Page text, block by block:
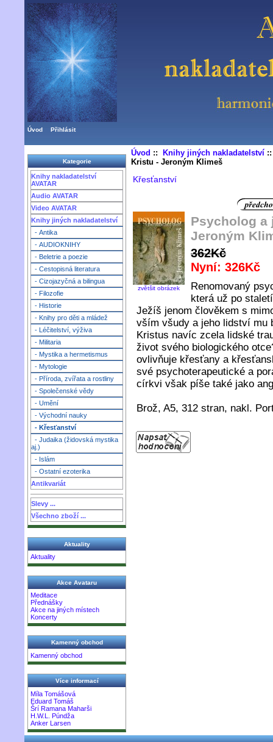
Úvod Přihlásit
Kategorie
Knihy nakladatelství
AVATAR
Audio AVATAR
Video AVATAR
Knihy jiných nakladatelství
- Antika
- AUDIOKNIHY
- Beletrie a poezie
- Cestopisná literatura
- Cizojazyčná a bilingua
- Filozofie
- Historie
- Knihy pro děti a mládež
- Léčitelství, výživa
- Militaria
- Mystika a hermetismus
- Mytologie
- Příroda, zvířata a rostliny
- Společenské vědy
- Umění
- Východní nauky
- Křesťanství
- Judaika (židovská mystika
aj.)
- Islám
- Ostatní ezoterika
Antikvariát
Slevy ...
Všechno zboží ...
Aktuality
Aktuality
Akce Avataru
Meditace
Přednášky
Akce na jiných místech
Koncerty
Kamenný obchod
Kamenný obchod
Více informací
Míla Tomášová
Eduard Tomáš
Šrí Ramana Maharši
H.W.L. Púndža
Anker Larsen
Úvod :: Knihy jiných nakladatelství
Kristu - Jeroným Klimeš
Křesťanství
zvětšit obrázek
Psycholog a
Jeroným
362Kč
Nyní: 326Kč
Renomovaný
která už po
Ježíš jenom člověkem s
vším všudy a jeho lidství mu
Kristus navíc zcela lidské
život svého biologického
ovlivňuje křesťany a
své psychoterapeutické a
církvi však píše také jako
Brož, A5, 312 stran, nakl.